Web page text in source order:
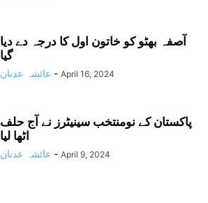
آصفہ بھٹو کو خاتون اول کا درجہ دے دیا
گیا
عائشہ عدنان - April 16, 2024
پاکستان کے نومنتخب سینیٹرز نے آج حلف
اٹھا لیا
عائشہ عدنان - April 9, 2024